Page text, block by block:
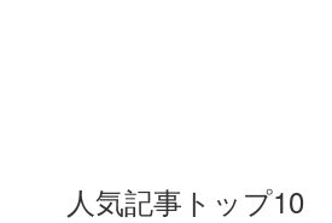
人気記事トップ10